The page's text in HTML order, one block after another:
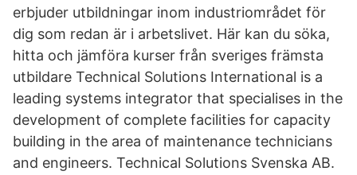
erbjuder utbildningar inom industriområdet för
dig som redan är i arbetslivet. Här kan du söka,
hitta och jämföra kurser från sveriges främsta
utbildare Technical Solutions International is a
leading systems integrator that specialises in the
development of complete facilities for capacity
building in the area of maintenance technicians
and engineers. Technical Solutions Svenska AB.